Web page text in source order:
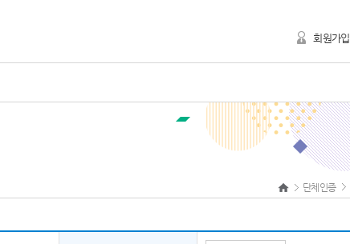
회원가입
단체인증